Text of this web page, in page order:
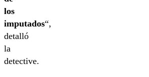
los
imputados“,
detalló
la
detective.